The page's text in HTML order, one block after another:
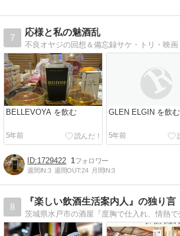
7
応様と私の魅酒乱
BELLEVOYA を飲む
5年前
GLEN ELGIN を飲む
5年前
1729422 1
週間IN:3 週間OUT:24 月間IN:3
8
『楽しい飲酒生活案内人』の独り言